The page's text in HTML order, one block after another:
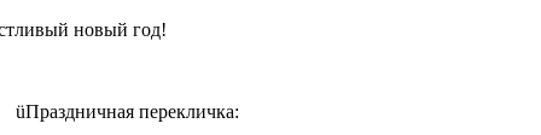
новый год!
üПраздничная перекличка: